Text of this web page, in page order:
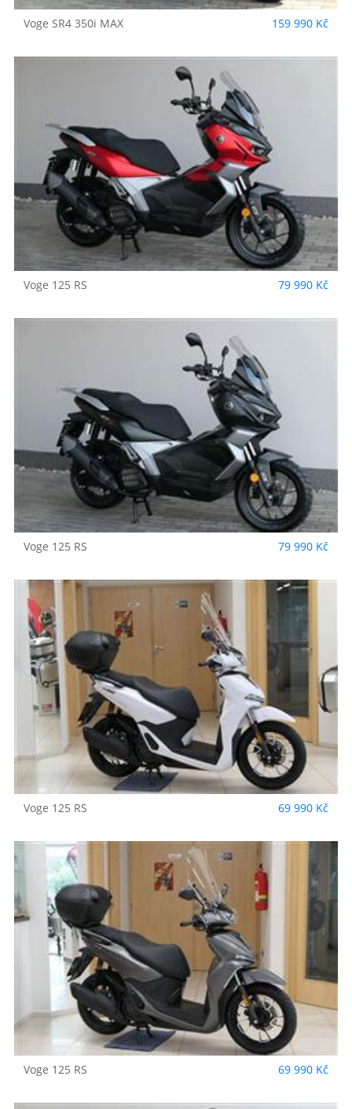
Voge SR4 350i MAX 159 990 Kč
Voge 125 RS 79 990 Kč
Voge 125 RS 79 990 Kč
Voge 125 RS 69 990 Kč
Voge 125 RS 69 990 Kč